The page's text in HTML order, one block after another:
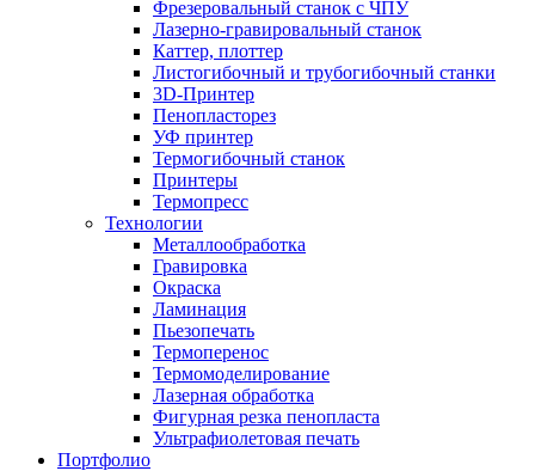
Фрезеровальный станок с ЧПУ
Лазерно-гравировальный станок
Каттер, плоттер
Листогибочный и трубогибочный станки
3D-Принтер
Пенопласторез
УФ принтер
Термогибочный станок
Принтеры
Термопресс
Технологии
Металлообработка
Гравировка
Окраска
Ламинация
Пьезопечать
Термоперенос
Термомоделирование
Лазерная обработка
Фигурная резка пенопласта
Ультрафиолетовая печать
Портфолио